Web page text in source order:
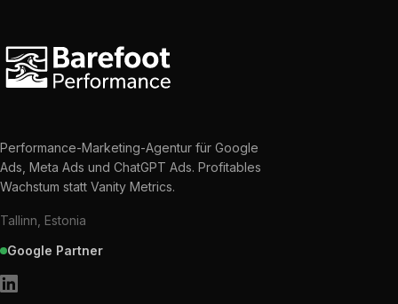
Performance-Marketing-Agentur für Google
Ads, Meta Ads und ChatGPT Ads. Profitables
Wachstum statt Vanity Metrics.
Tallinn, Estonia
Google Partner